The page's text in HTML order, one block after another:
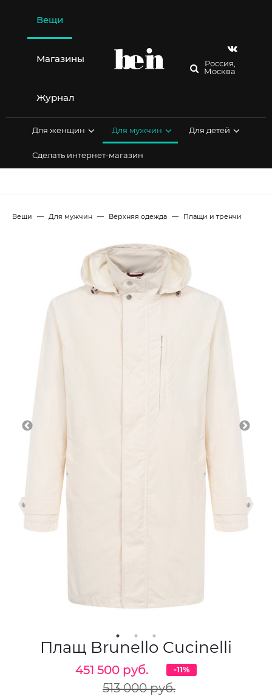
содержимому
Вещи
Магазины
Журнал
Россия,
Москва
Для женщин Для мужчин Для детей
Сделать интернет-магазин
Вещи Для мужчин Верхняя одежда Плащи и тренчи
Плащ Brunello Cucinelli
451 500 руб.
513 000 руб.
-11%